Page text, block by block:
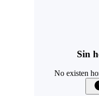
Sin
No existen